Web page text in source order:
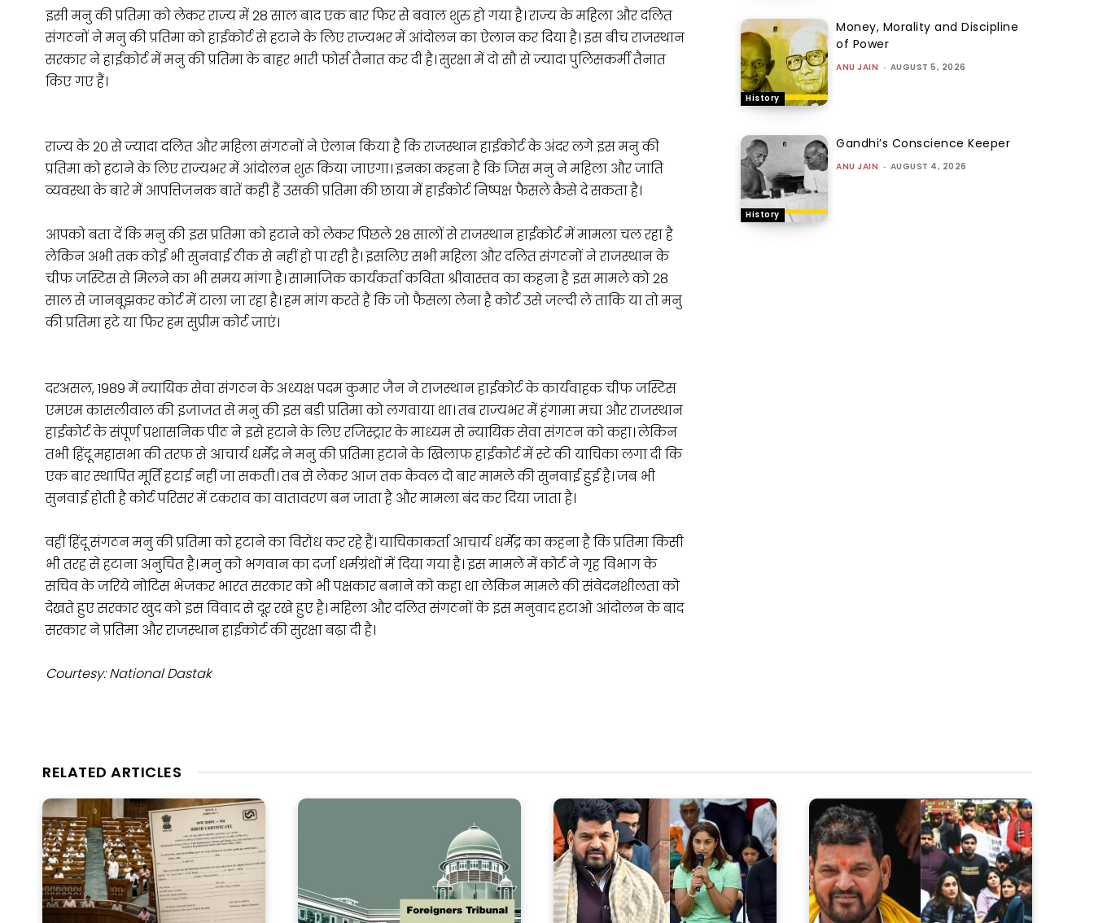
इसी मनु की प्रतिमा को लेकर राज्य में 28 साल बाद एक बार फिर से बवाल शुरु हो गया है। राज्य के महिला और दलित
संगठनों ने मनु की प्रतिमा को हाईकोर्ट से हटाने के लिए राज्यभर में आंदोलन का ऐलान कर दिया है। इस बीच राजस्थान
सरकार ने हाईकोर्ट में मनु की प्रतिमा के बाहर भारी फोर्स तैनात कर दी है। सुरक्षा में दो सौ से ज्यादा पुलिसकर्मी तैनात
किए गए हैं।
राज्य के 20 से ज्यादा दलित और महिला संगठनों ने ऐलान किया है कि राजस्थान हाईकोर्ट के अंदर लगे इस मनु की
प्रतिमा को हटाने के लिए राज्यभर में आंदोलन शुरू किया जाएगा। इनका कहना है कि जिस मनु ने महिला और जाति
व्यवस्था के बारे में आपत्तिजनक बातें कही हैं उसकी प्रतिमा की छाया में हाईकोर्ट निष्पक्ष फैसले कैसे दे सकता है।
आपको बता दें कि मनु की इस प्रतिमा को हटाने को लेकर पिछले 28 सालों से राजस्थान हाईकोर्ट में मामला चल रहा है
लेकिन अभी तक कोई भी सुनवाई ठीक से नहीं हो पा रही है। इसलिए सभी महिला और दलित संगठनों ने राजस्थान के
चीफ जस्टिस से मिलने का भी समय मांगा है। सामाजिक कार्यकर्ता कविता श्रीवास्तव का कहना है इस मामले को 28
साल से जानबूझकर कोर्ट में टाला जा रहा है। हम मांग करते हैं कि जो फैसला लेना है कोर्ट उसे जल्दी ले ताकि या तो मनु
की प्रतिमा हटे या फिर हम सुप्रीम कोर्ट जाएं।
दरअसल, 1989 में न्यायिक सेवा संगठन के अध्यक्ष पदम कुमार जैन ने राजस्थान हाईकोर्ट के कार्यवाहक चीफ जस्टिस
एमएम कासलीवाल की इजाजत से मनु की इस बड़ी प्रतिमा को लगवाया था। तब राज्यभर में हंगामा मचा और राजस्थान
हाईकोर्ट के संपूर्ण प्रशासनिक पीठ ने इसे हटाने के लिए रजिस्ट्रार के माध्यम से न्यायिक सेवा संगठन को कहा। लेकिन
तभी हिंदू महासभा की तरफ से आचार्य धर्मेंद्र ने मनु की प्रतिमा हटाने के खिलाफ हाईकोर्ट में स्टे की याचिका लगा दी कि
एक बार स्थापित मूर्ति हटाई नहीं जा सकती। तब से लेकर आज तक केवल दो बार मामले की सुनवाई हुई है। जब भी
सुनवाई होती है कोर्ट परिसर में टकराव का वातावरण बन जाता है और मामला बंद कर दिया जाता है।
वहीं हिंदू संगठन मनु की प्रतिमा को हटाने का विरोध कर रहे हैं। याचिकाकर्ता आचार्य धर्मेंद्र का कहना है कि प्रतिमा किसी
भी तरह से हटाना अनुचित है। मनु को भगवान का दर्जा धर्मग्रंथों में दिया गया है। इस मामले में कोर्ट ने गृह विभाग के
सचिव के जरिये नोटिस भेजकर भारत सरकार को भी पक्षकार बनाने को कहा था लेकिन मामले की संवेदनशीलता को
देखते हुए सरकार खुद को इस विवाद से दूर रखे हुए है। महिला और दलित संगठनों के इस मनुवाद हटाओ आंदोलन के बाद
सरकार ने प्रतिमा और राजस्थान हाईकोर्ट की सुरक्षा बढ़ा दी है।
Courtesy: National Dastak
History
Money, Morality and Discipline
of Power
ANU JAIN - AUGUST 5, 2026
History
Gandhi’s Conscience Keeper
ANU JAIN - AUGUST 4, 2026
RELATED ARTICLES